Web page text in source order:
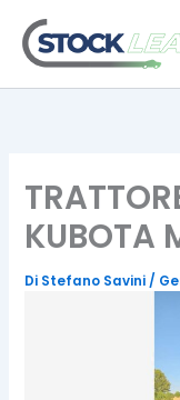
contenuto
KUBOTA
Di Stefano Savini/